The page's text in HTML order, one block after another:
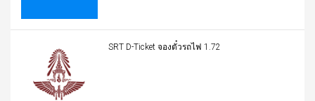
SRT D-Ticket จองตั๋วรถไฟ 1.72